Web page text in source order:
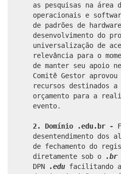
as pesquisas na área
operacionais e
de padrões de
desenvolvimento do
universalização de
relevância para o
de manter seu apoio
Comitê Gestor
recursos destinados
orçamento para a
evento.
2. Domínio .edu.br -
desentendimento dos
de fechamento do
diretamente sob o
.br
DPN
.edu facilitando